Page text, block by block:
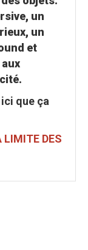
un
un
et
ici que ça
LIMITE DES